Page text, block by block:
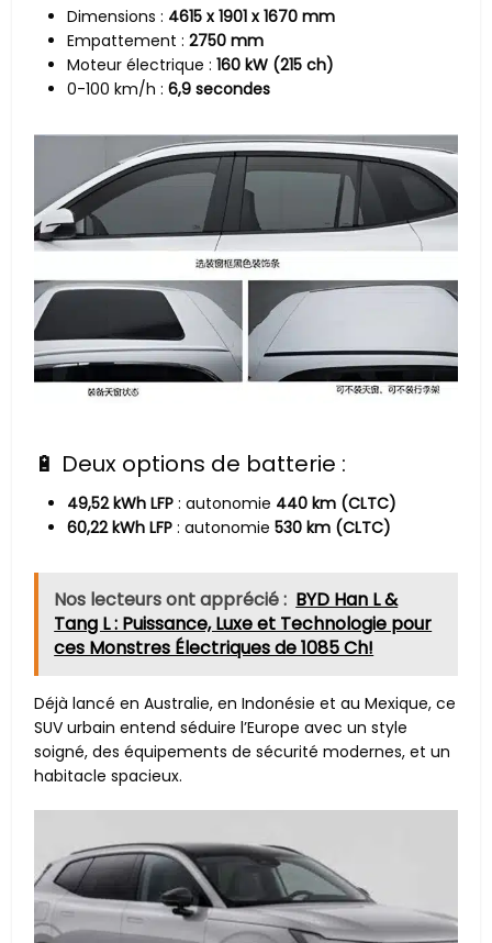
Dimensions : 4615 x 1901 x 1670 mm
Empattement :2750 mm
Moteur électrique :160 kW (215 ch)
0-100 km/h :6,9 secondes
🔋 Deux options de batterie :
49,52 kWh LFP : autonomie 440 km (CLTC)
60,22 kWh LFP : autonomie530 km (CLTC)
Nos lecteurs ont apprécié : BYD Han L &
Tang L : Puissance, Luxe et Technologie pour
ces Monstres Électriques de 1085 Ch!
Déjà lancé en Australie, en Indonésie et au Mexique, ce
SUV urbain entend séduire l’Europe avec un style
soigné, des équipements de sécurité modernes, et un
habitacle spacieux.